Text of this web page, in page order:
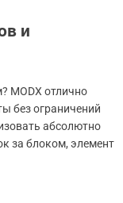
и
MODX отлично
без ограничений
абсолютно
за блоком, элемент